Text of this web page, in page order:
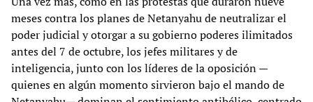
meses contra los planes de Netanyahu de neutralizar el
poder judicial y otorgar a su gobierno poderes ilimitados
antes del 7 de octubre, los jefes militares y de
inteligencia, junto con los líderes de la oposición —
quienes en algún momento sirvieron bajo el mando de